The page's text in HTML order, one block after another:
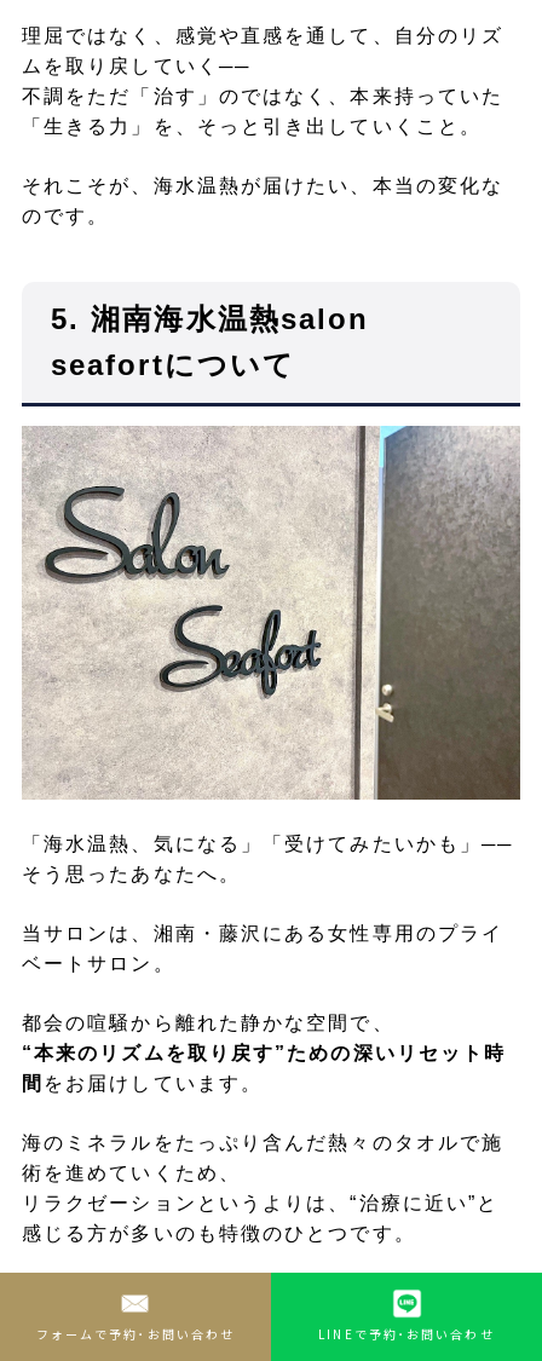
理屈ではなく、感覚や直感を通して、自分のリズ
ムを取り戻していく──
不調をただ「治す」のではなく、本来持っていた
「生きる力」を、そっと引き出していくこと。
それこそが、海水温熱が届けたい、本当の変化な
のです。
5.湘南海水温熱salon
seafortについて
「海水温熱、気になる」「受けてみたいかも」──
そう思ったあなたへ。
当サロンは、湘南・藤沢にある女性専用のプライ
ベートサロン。
都会の喧騒から離れた静かな空間で、
“本来のリズムを取り戻す”ための深いリセット時
間 をお届けしています。
海のミネラルをたっぷり含んだ熱々のタオルで施
術を進めていくため、
リラクゼーションというよりは、“治療に近い”と
感じる方が多いのも特徴のひとつです。
● salon seafortの特徴
フォームで予約･お問い合わせ LINEで予約･お問い合わせ